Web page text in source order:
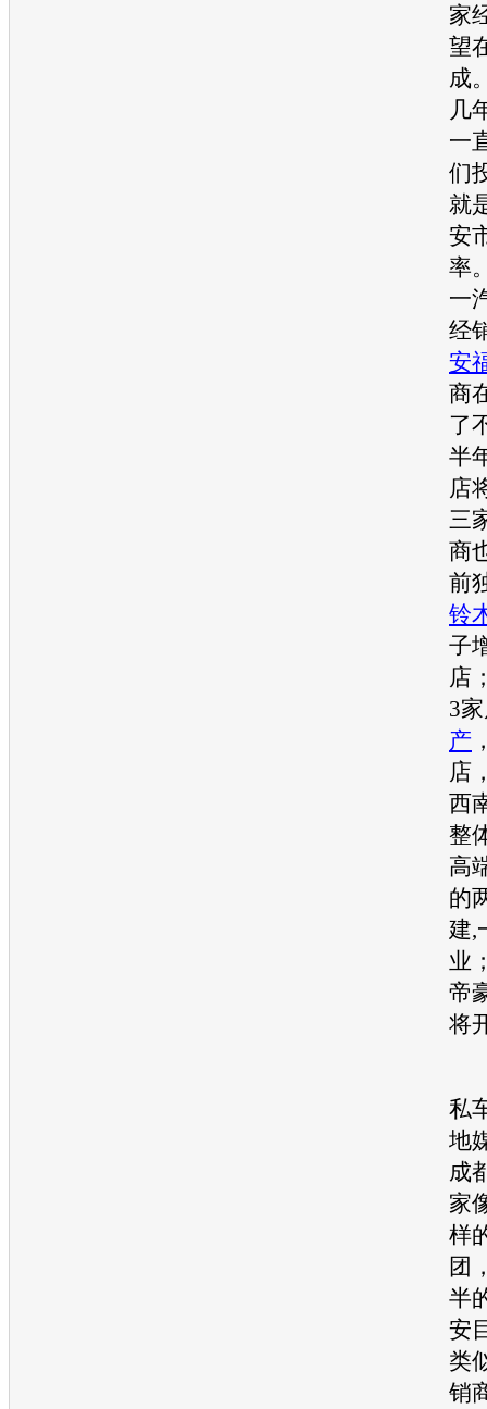
家
望
成
几
一
们
就
安
率
一
经
安
商
了
半
店
三
商
前
铃
子
店
3
产
店
西
整
高
的
建,
业
帝
将
私
地
成
家
样
团
半
安
类
销